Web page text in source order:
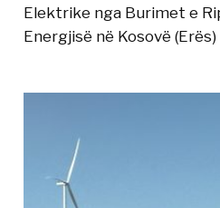
Elektrike nga Burimet e
Energjisë në Kosovë (Erës)